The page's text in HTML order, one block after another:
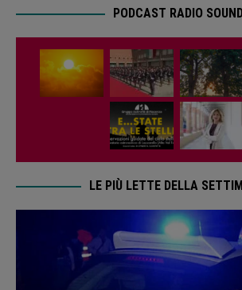
PODCAST RADIO SOUND
LE PIÙ LETTE DELLA